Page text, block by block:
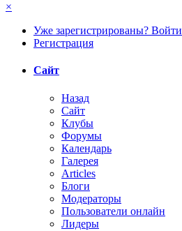
×
Уже зарегистрированы? Войти
Регистрация
Сайт
Назад
Сайт
Клубы
Форумы
Календарь
Галерея
Articles
Блоги
Модераторы
Пользователи онлайн
Лидеры